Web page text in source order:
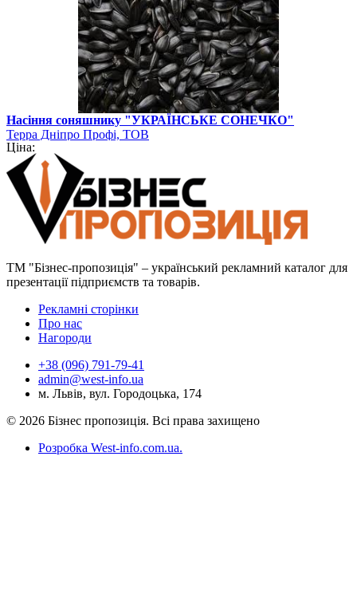
Насіння соняшнику "УКРАЇНСЬКЕ СОНЕЧКО"
Терра Дніпро Профі, ТОВ
Ціна:
ТМ "Бізнес-пропозиція" – український рекламний каталог для
презентації підприємств та товарів.
Рекламні сторінки
Про нас
Нагороди
+38 (096) 791-79-41
admin@west-info.ua
м. Львів, вул. Городоцька, 174
© 2026 Бізнес пропозиція. Всі права захищено
Розробка West-info.com.ua.